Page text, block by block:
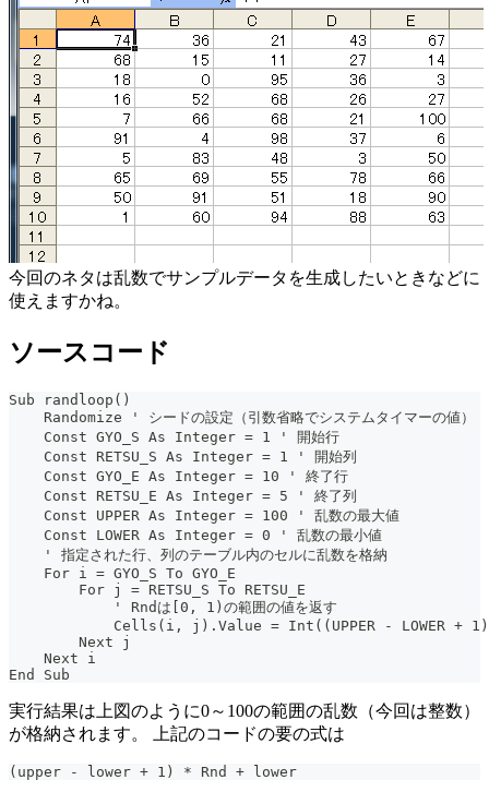
今回のネタは乱数でサンプルデータを生成したいときなどに
使えますかね。
ソースコード
Sub randloop()
    Randomize ' シードの設定（引数省略でシステムタイマーの値）
    Const GYO_S As Integer = 1 ' 開始行
    Const RETSU_S As Integer = 1 ' 開始列
    Const GYO_E As Integer = 10 ' 終了行
    Const RETSU_E As Integer = 5 ' 終了列
    Const UPPER As Integer = 100 ' 乱数の最大値
    Const LOWER As Integer = 0 ' 乱数の最小値
    ' 指定された行、列のテーブル内のセルに乱数を格納
    For i = GYO_S To GYO_E
        For j = RETSU_S To RETSU_E
            ' Rndは[0, 1)の範囲の値を返す
Cells(i, j).Value = Int((UPPER - LOWER +
        Next j
    Next i
End Sub
実行結果は上図のように0～100の範囲の乱数（今回は整数）
が格納されます。 上記のコードの要の式は
(upper - lower + 1) * Rnd + lower